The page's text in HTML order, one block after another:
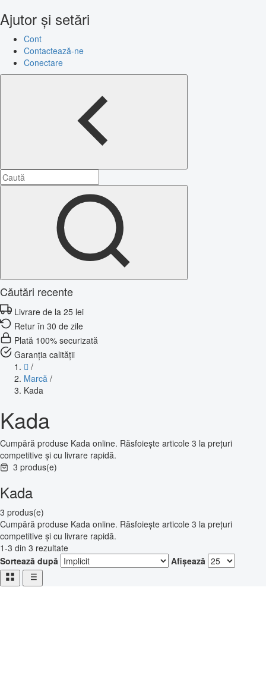
Ajutor și setări
Cont
Contactează-ne
Conectare
Căutări recente
Livrare de la 25 lei
Retur în 30 de zile
Plată 100% securizată
Garanția calității
/
Marcă /
Kada
Kada
Cumpără produse Kada online. Răsfoiește articole 3 la prețuri
competitive și cu livrare rapidă.
3 produs(e)
Kada
3 produs(e)
Cumpără produse Kada online. Răsfoiește articole 3 la prețuri
competitive și cu livrare rapidă.
1-3 din 3 rezultate
Sortează după
Afișează